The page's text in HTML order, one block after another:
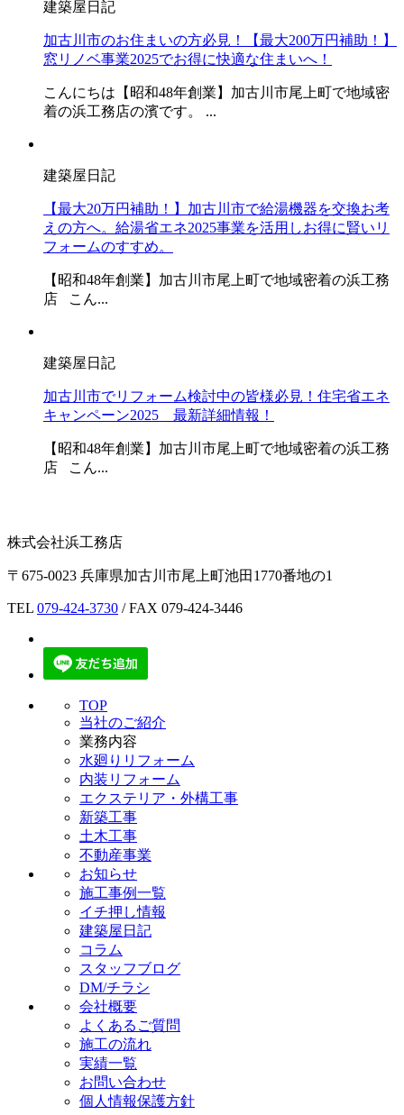
建築屋日記
加古川市のお住まいの方必見！【最大200万円補助！】
窓リノベ事業2025でお得に快適な住まいへ！
こんにちは【昭和48年創業】加古川市尾上町で地域密
着の浜工務店の濱です。 ...
建築屋日記
【最大20万円補助！】加古川市で給湯機器を交換お考
えの方へ。給湯省エネ2025事業を活用しお得に賢いリ
フォームのすすめ。
【昭和48年創業】加古川市尾上町で地域密着の浜工務
店 こん...
建築屋日記
加古川市でリフォーム検討中の皆様必見！住宅省エネ
キャンペーン2025 最新詳細情報！
【昭和48年創業】加古川市尾上町で地域密着の浜工務
店 こん...
株式会社浜工務店
〒675-0023 兵庫県加古川市尾上町池田1770番地の1
TEL 079-424-3730 / FAX 079-424-3446
TOP
当社のご紹介
業務内容
水廻りリフォーム
内装リフォーム
エクステリア・外構工事
新築工事
土木工事
不動産事業
お知らせ
施工事例一覧
イチ押し情報
建築屋日記
コラム
スタッフブログ
DM/チラシ
会社概要
よくあるご質問
施工の流れ
実績一覧
お問い合わせ
個人情報保護方針